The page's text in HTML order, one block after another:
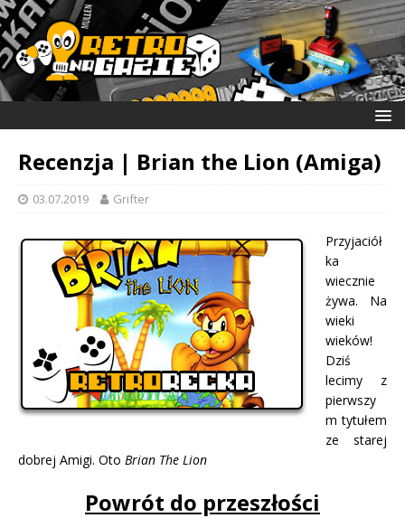
Recenzja | Brian the Lion (Amiga)
03.07.2019 Grifter
Przyjaciół
ka
wiecznie
żywa. Na
wieki
wieków!
Dziś
lecimy z
pierwszy
m tytułem
ze starej
dobrej Amigi. Oto Brian The Lion
Powrót do przeszłości